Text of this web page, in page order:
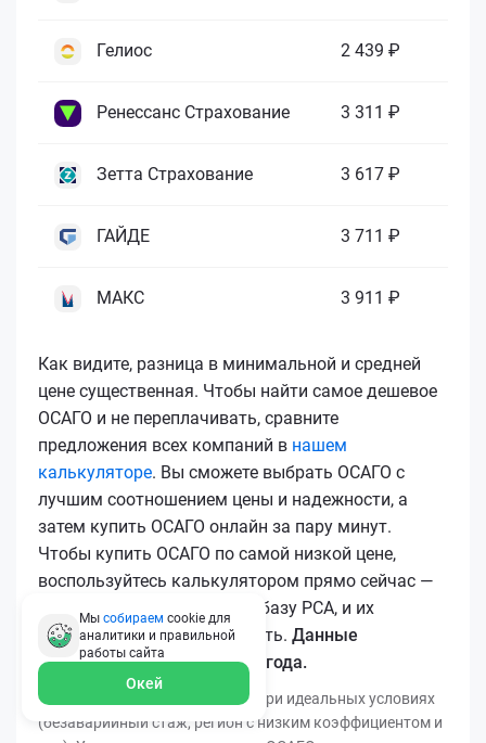
Гелиос 2 439 ₽
Ренессанс Страхование 3 311 ₽
Зетта Страхование 3 617 ₽
ГАЙДЕ 3 711 ₽
МАКС 3 911 ₽
Как видите, разница в минимальной и средней
цене существенная. Чтобы найти самое дешевое
ОСАГО и не переплачивать, сравните
предложения всех компаний в нашем
калькуляторе. Вы сможете выбрать ОСАГО с
лучшим соотношением цены и надежности, а
затем купить ОСАГО онлайн за пару минут.
Чтобы купить ОСАГО по самой низкой цене,
воспользуйтесь калькулятором прямо сейчас —
все полисы загружаются в базу РСА, и их
подлинность легко проверить. Данные
актуальны для марта 2026 года.
*Минимальная цена получена при идеальных условиях
(безаварийный стаж, регион с низким коэффициентом и
Мы собираем cookie для
аналитики и правильной
работы сайта
Окей